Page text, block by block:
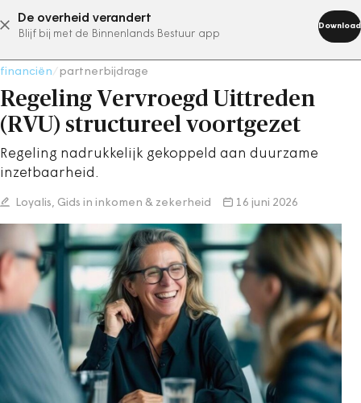
De overheid verandert
Blijf bij met de Binnenlands Bestuur app
Download
abonneer nu
financiën partnerbijdrage
Regeling Vervroegd Uittreden
(RVU) structureel voortgezet
Regeling nadrukkelijk gekoppeld aan duurzame
inzetbaarheid.
Loyalis, Gids in inkomen & zekerheid 16 juni 2026